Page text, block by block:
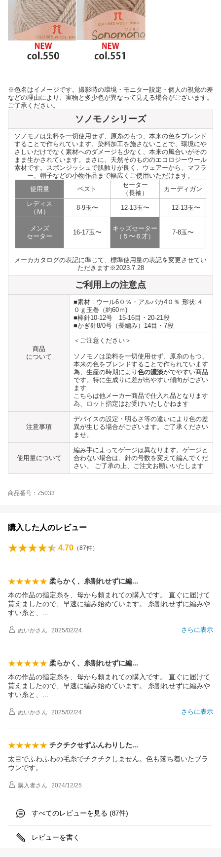
※色名はイメージです。撮影時の環境・モニター設定・個人の視覚の差
などの理由により、実物と多少色が異なって見える場合がございます。
ご了承ください。
ソノモノシリーズ
ソノモノは染料を一切使用せず、原糸のもつ、本来の色をブレンド
することで作られています。染料加工を施さないことで、環境にや
さしいだけでなく素材へのダメージも少なく、本来の風合いがその
まま生かされています。まさに、天然そのもののエコロジーウール
素材です。スポンジッシュで肌触りが良く、ウェアーから、マフラ
ー、帽子などの小物作品まで幅広くご使用いただけます。
使用量
ベスト
セーター
（長袖）
カーディガン
レディス
（Ｍ）
8-9玉〜 12-13玉〜 12-13玉〜
メンズ
セーター
16-17玉〜
キッズセーター
（５〜６才）
7-8玉〜
メーカカタログの表記に準じて、標準使用量の表記を変更させてい
ただきます※2023.7.28
ご利用上の注意点
商品
について
■素材 : ウール6０％・アルパカ4０％ 形状:４
０ｇ玉巻（約60ｍ)
■棒針10-12号 15-16目・20-21段
■かぎ針8/0号（長編み）14目・7段
＜ご注意ください＞
ソノモノは染料を一切使用せず、原糸のもつ、
本来の色をブレンドすることで作られています
為、生産の時期により 色の濃淡がでやすい商品
です。特に生成りに差が出やすい傾向がござい
ます
こちらは他メーカー商品で仕入れ品となります
為、ロット指定はお受けいたしかねます
注意事項
デバイスの設定・明るさ等の違いにより色の差
異が生じる場合がございます。ご了承ください
ませ。
使用量について
編み手によってゲージは異なります。ゲージと
合わない場合は、針の号数を変えて編んでくだ
さい。 ご了承の上、ご注文お願いいたします
商品番号：Z5033
購入した人のレビュー
4.70 （87件）
柔らかく、糸割れせずに編
本の作品の指定糸を、母から頼まれての購入です。 直ぐに届けて
貰えましたので、早速に編み始めています。 糸割れせずに編みや
すい糸と
さらに表示
ぬいかさん 2025/02/24
柔らかく、糸割れせずに編
本の作品の指定糸を、母から頼まれての購入です。 直ぐに届けて
貰えましたので、早速に編み始めています。 糸割れせずに編みや
すい糸と
さらに表示
ぬいかさん 2025/02/24
チクチクせずふんわりした
太目でふわふわの毛糸でチクチクしません。色も落ち着いたブラ
ウンです。
購入者さん 2024/12/25
すべてのレビューを見る (87件)
レビューを書く